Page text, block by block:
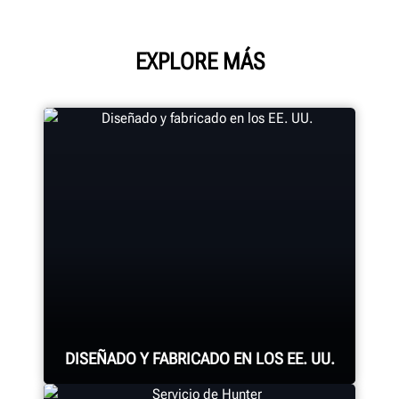
EXPLORE MÁS
DISEÑADO Y FABRICADO EN LOS EE. UU.